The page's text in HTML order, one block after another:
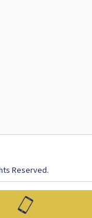
Reserved.